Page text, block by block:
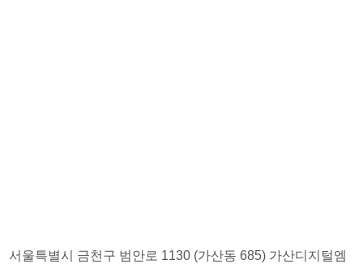
서울특별시 금천구 범안로 1130 (가산동 685) 가산디지털엠